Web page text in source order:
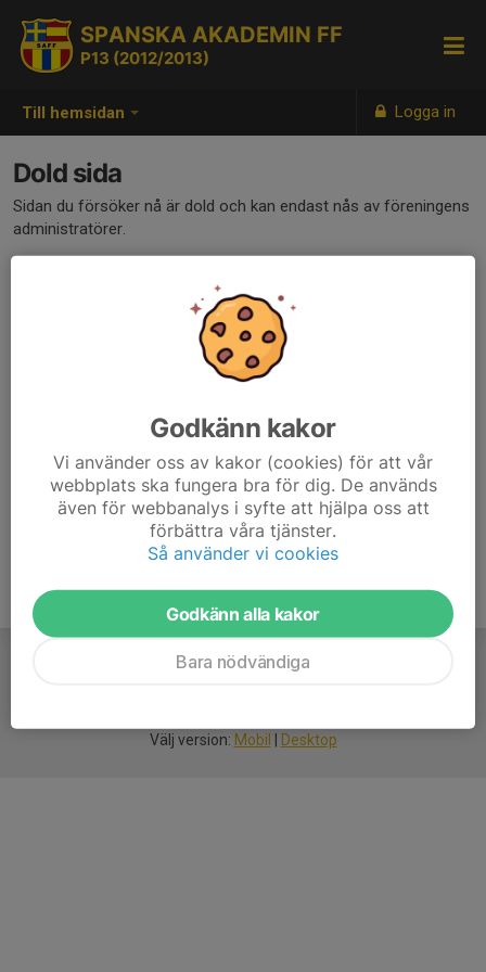
Till hemsidan Logga in
SPANSKA AKADEMIN FF
P13 (2012/2013)
Dold sida
Sidan du försöker nå är dold och kan endast nås av föreningens
administratörer.
Välj version: Mobil Desktop
Godkänn kakor
Vi använder oss av kakor (cookies) för att vår
webbplats ska fungera bra för dig. De används
även för webbanalys i syfte att hjälpa oss att
förbättra våra tjänster.
Så använder vi cookies
Godkänn alla kakor
Bara nödvändiga